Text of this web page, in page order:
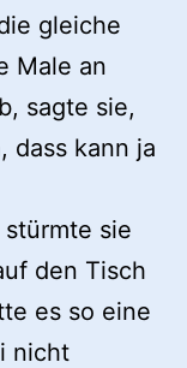
gleiche
Male an
sagte sie,
dass kann ja
sie
den Tisch
es so eine
nicht